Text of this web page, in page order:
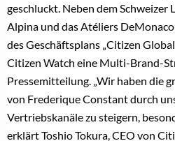
geschluckt. Neben dem Schweizer
Alpina und das Atéliers
des Geschäftsplans „Citizen
Citizen Watch eine Multi-Brand-
Pressemitteilung. „Wir haben die
von Frederique Constant durch
Vertriebskanäle zu steigern,
erklärt Toshio Tokura, CEO von